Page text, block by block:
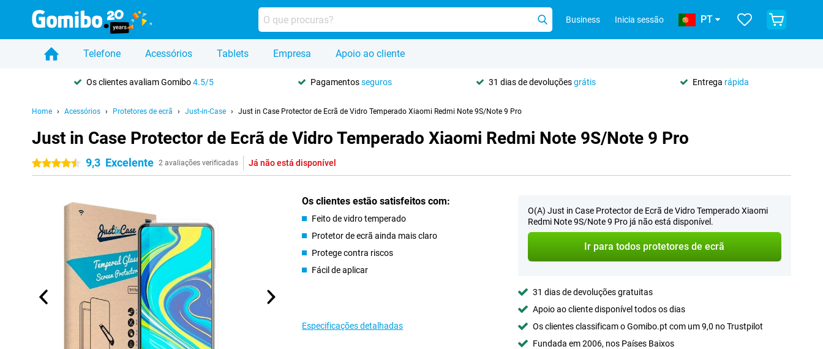
Business Inicia sessão PT
Telefone Acessórios Tablets Empresa Apoio ao cliente
Os clientes avaliam Gomibo4.5/5 Pagamentosseguros 31 dias de devoluçõesgrátis Entrega rápida
Home Acessórios Protetores de ecrã Just-in-Case Just in Case Protector de Ecrã de Vidro Temperado Xiaomi Redmi Note 9S/Note 9 Pro
Just in Case Protector de Ecrã de Vidro Temperado Xiaomi Redmi Note 9S/Note 9 Pro
4.5 estrelas
9,3 Excelente 2 avaliações verificadas Já não está disponível
Os clientes estão satisfeitos com:
Feito de vidro temperado
Protetor de ecrã ainda mais claro
Protege contra riscos
Fácil de aplicar
Especificações detalhadas
O(A) Just in Case Protector de Ecrã de Vidro Temperado Xiaomi
Redmi Note 9S/Note 9 Pro já não está disponível.
Ir para todos protetores de ecrã
31 dias de devoluções gratuitas
Apoio ao cliente disponível todos os dias
Os clientes classificam o Gomibo.pt com um 9,0 no Trustpilot
Fundada em 2006, nos Países Baixos